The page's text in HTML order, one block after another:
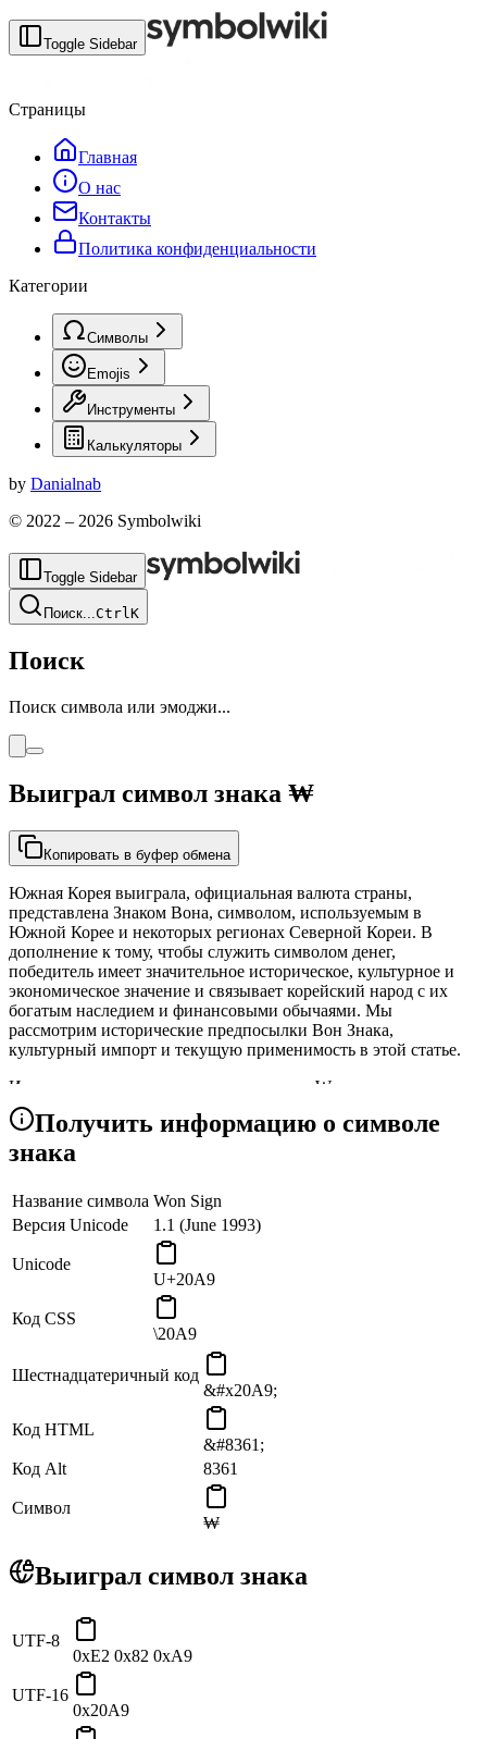
Toggle Sidebar
Страницы
Главная
О нас
Контакты
Политика конфиденциальности
Категории
Символы
Emojis
Инструменты
Калькуляторы
by Danialnab
© 2022 – 2026 Symbolwiki
Toggle Sidebar
Поиск...CtrlK
Поиск
Поиск символа или эмоджи...
Выиграл символ знака ₩
Копировать в буфер обмена
Южная Корея выиграла, официальная валюта страны,
представлена Знаком Вона, символом, используемым в
Южной Корее и некоторых регионах Северной Кореи. В
дополнение к тому, чтобы служить символом денег,
победитель имеет значительное историческое, культурное и
экономическое значение и связывает корейский народ с их
богатым наследием и финансовыми обычаями. Мы
рассмотрим исторические предпосылки Вон Знака,
культурный импорт и текущую применимость в этой статье.
Исторические корни выигранного знака ₩
Южная Корея выиграла (₩), валюта с историей, которая
восходит к непосредственным последствиям Корейской
войны, символизируется «Землями». Как отражение языковой
происходит от корейского языка.
The Won Sign's Uses
Символ денег: Главная функция Победного Знака -
символизировать победу Южной Кореи. Он
функционирует как представление денежной
стоимости, облегчая торговлю, цены и обмен денег в
Цены и сделки: Выигрышный знак имеет решающее
значение в повседневной жизни для указания затрат,
заработной платы, дохода и всех других финансовых
показателей, выраженных в выигрыше. Это имеет
решающее значение для ежедневных финансовых
взаимодействий Южной Кореи.
Получить информацию о символе
знака
Название символа Won Sign
Версия Unicode
1.1 (June 1993)
Unicode
U+20A9
Код CSS
\20A9
Шестнадцатеричный код
&#x20A9;
Код HTML
&#8361;
Код Alt
8361
Символ
₩
Выиграл символ знака
UTF-8
0xE2 0x82 0xA9
UTF-16
0x20A9